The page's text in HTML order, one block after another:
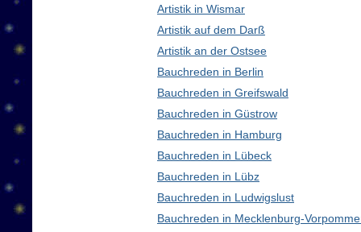
Artistik in Wismar
Artistik auf dem Darß
Artistik an der Ostsee
Bauchreden in Berlin
Bauchreden in Greifswald
Bauchreden in Güstrow
Bauchreden in Hamburg
Bauchreden in Lübeck
Bauchreden in Lübz
Bauchreden in Ludwigslust
Bauchreden in Mecklenburg-